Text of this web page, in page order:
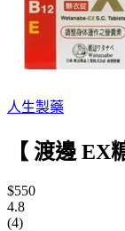
人生製藥
【 渡邊 EX
$550
4.8
(4)